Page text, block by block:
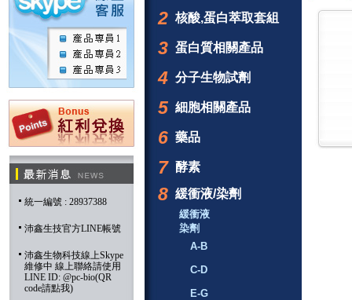
統一編號 : 28937388
沛鑫生技官方LINE帳號
沛鑫生物科技線上Skype
維修中 線上聯絡請使用
LINE ID: @pc-bio(QR
code請點我)
2 核酸,蛋白萃取套組
3 蛋白質相關產品
4 分子生物試劑
5 細胞相關產品
6 藥品
7 酵素
8 緩衝液/染劑
緩衝液
染劑
A-B
C-D
E-G